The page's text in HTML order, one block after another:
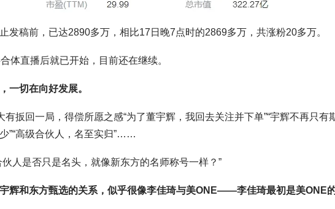
发稿前，已达2890多万，相比17日晚7点时的2869多万，共涨粉20多万。
体直播后就已开始，目前还在继续。
一切在向好发展。
有扳回一局，得偿所愿之感“为了董宇辉，我回去关注并下单”“宇辉不再只有
”“高级合伙人，名至实归”……
人是否只是名头，就像新东方的名师称号一样？”
辉和东方甄选的关系，似乎很像李佳琦与美ONE——李佳琦最初是美ONE